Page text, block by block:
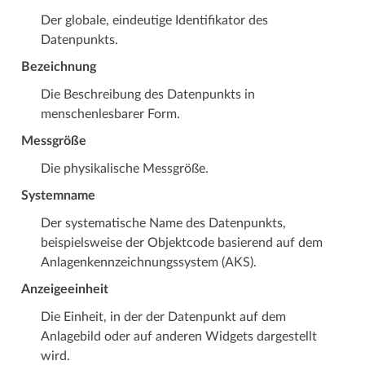
Der globale, eindeutige Identifikator des
Datenpunkts.
Bezeichnung
Die Beschreibung des Datenpunkts in
menschenlesbarer Form.
Messgröße
Die physikalische Messgröße.
Systemname
Der systematische Name des Datenpunkts,
beispielsweise der Objektcode basierend auf dem
Anlagenkennzeichnungssystem (AKS).
Anzeigeeinheit
Die Einheit, in der der Datenpunkt auf dem
Anlagebild oder auf anderen Widgets dargestellt
wird.